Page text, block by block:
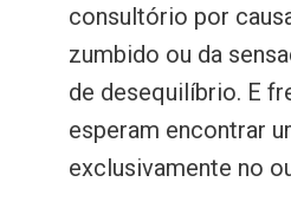
consultório por
zumbido ou da
de desequilíbrio. E
esperam encontrar
exclusivamente no